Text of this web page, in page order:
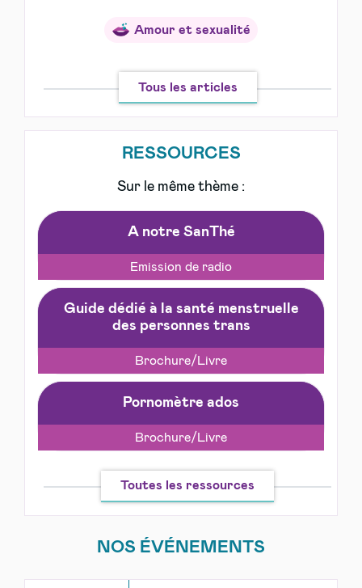
Amour et sexualité
Tous les articles
RESSOURCES
Sur le même thème :
A notre SanThé
Emission de radio
Guide dédié à la santé menstruelle
des personnes trans
Brochure/Livre
Pornomètre ados
Brochure/Livre
Toutes les ressources
NOS ÉVÉNEMENTS